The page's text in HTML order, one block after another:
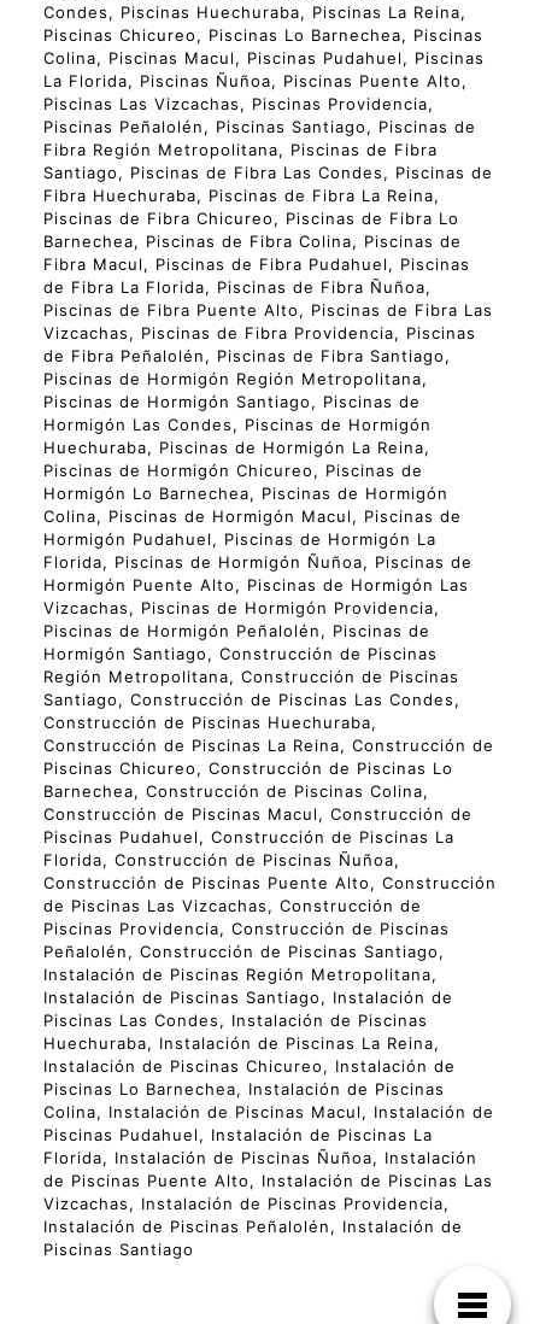
Condes, Piscinas Huechuraba, Piscinas La Reina,
Piscinas Chicureo, Piscinas Lo Barnechea, Piscinas
Colina, Piscinas Macul, Piscinas Pudahuel, Piscinas
La Florida, Piscinas Ñuñoa, Piscinas Puente Alto,
Piscinas Las Vizcachas, Piscinas Providencia,
Piscinas Peñalolén, Piscinas Santiago, Piscinas de
Fibra Región Metropolitana, Piscinas de Fibra
Santiago, Piscinas de Fibra Las Condes, Piscinas de
Fibra Huechuraba, Piscinas de Fibra La Reina,
Piscinas de Fibra Chicureo, Piscinas de Fibra Lo
Barnechea, Piscinas de Fibra Colina, Piscinas de
Fibra Macul, Piscinas de Fibra Pudahuel, Piscinas
de Fibra La Florida, Piscinas de Fibra Ñuñoa,
Piscinas de Fibra Puente Alto, Piscinas de Fibra Las
Vizcachas, Piscinas de Fibra Providencia, Piscinas
de Fibra Peñalolén, Piscinas de Fibra Santiago,
Piscinas de Hormigón Región Metropolitana,
Piscinas de Hormigón Santiago, Piscinas de
Hormigón Las Condes, Piscinas de Hormigón
Huechuraba, Piscinas de Hormigón La Reina,
Piscinas de Hormigón Chicureo, Piscinas de
Hormigón Lo Barnechea, Piscinas de Hormigón
Colina, Piscinas de Hormigón Macul, Piscinas de
Hormigón Pudahuel, Piscinas de Hormigón La
Florida, Piscinas de Hormigón Ñuñoa, Piscinas de
Hormigón Puente Alto, Piscinas de Hormigón Las
Vizcachas, Piscinas de Hormigón Providencia,
Piscinas de Hormigón Peñalolén, Piscinas de
Hormigón Santiago, Construcción de Piscinas
Región Metropolitana, Construcción de Piscinas
Santiago, Construcción de Piscinas Las Condes,
Construcción de Piscinas Huechuraba,
Construcción de Piscinas La Reina, Construcción de
Piscinas Chicureo, Construcción de Piscinas Lo
Barnechea, Construcción de Piscinas Colina,
Construcción de Piscinas Macul, Construcción de
Piscinas Pudahuel, Construcción de Piscinas La
Florida, Construcción de Piscinas Ñuñoa,
Construcción de Piscinas Puente Alto, Construcción
de Piscinas Las Vizcachas, Construcción de
Piscinas Providencia, Construcción de Piscinas
Peñalolén, Construcción de Piscinas Santiago,
Instalación de Piscinas Región Metropolitana,
Instalación de Piscinas Santiago, Instalación de
Piscinas Las Condes, Instalación de Piscinas
Huechuraba, Instalación de Piscinas La Reina,
Instalación de Piscinas Chicureo, Instalación de
Piscinas Lo Barnechea, Instalación de Piscinas
Colina, Instalación de Piscinas Macul, Instalación de
Piscinas Pudahuel, Instalación de Piscinas La
Florida, Instalación de Piscinas Ñuñoa, Instalación
de Piscinas Puente Alto, Instalación de Piscinas Las
Vizcachas, Instalación de Piscinas Providencia,
Instalación de Piscinas Peñalolén, Instalación de
Piscinas Santiago